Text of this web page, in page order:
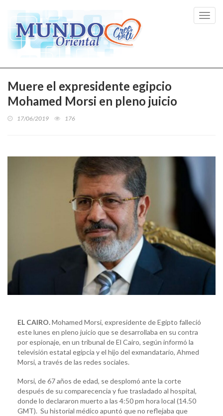
Muere el expresidente egipcio
Mohamed Morsi en pleno juicio
17/06/2019 176
EL CAIRO.Mohamed Morsi, expresidente de Egipto falleció
este lunes en pleno juicio que se desarrollaba en su contra
por espionaje, en un tribunal de El Cairo, según informó la
televisión estatal egipcia y el hijo del exmandatario, Ahmed
Morsi, a través de las redes sociales.
Morsi, de 67 años de edad, se desplomó ante la corte
después de su comparecencia y fue trasladado al hospital,
donde lo declararon muerto a las 4:50 pm hora local (14.50
GMT). Su historial médico apuntó que no reflejaba que